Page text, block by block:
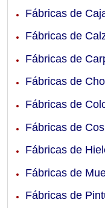
Fábricas de
Fábricas de
Fábricas de
Fábricas de
Fábricas de
Fábricas de
Fábricas de
Fábricas de
Fábricas de